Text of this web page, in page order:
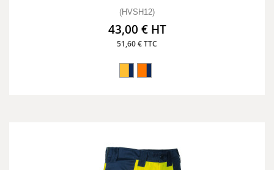
(HVSH12)
43,00 € HT
51,60 € TTC